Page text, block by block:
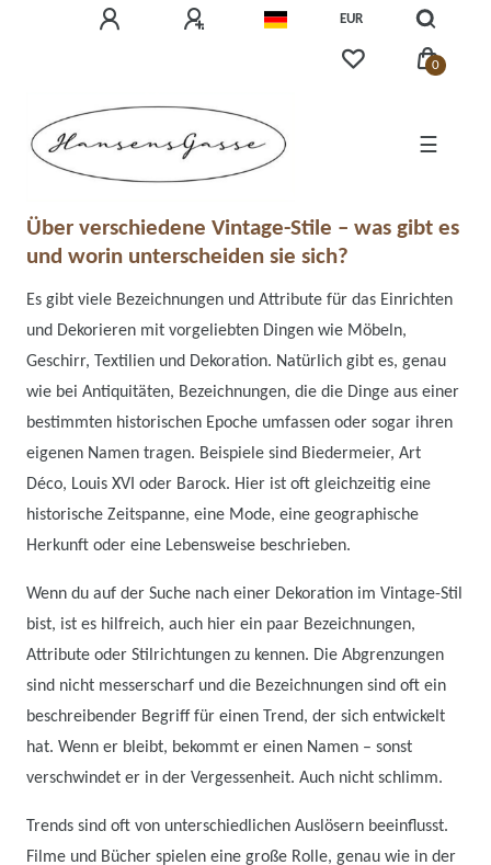
EUR
0
☰
Über verschiedene Vintage-Stile – was gibt es
und worin unterscheiden sie sich?
Es gibt viele Bezeichnungen und Attribute für das Einrichten
und Dekorieren mit vorgeliebten Dingen wie Möbeln,
Geschirr, Textilien und Dekoration. Natürlich gibt es, genau
wie bei Antiquitäten, Bezeichnungen, die die Dinge aus einer
bestimmten historischen Epoche umfassen oder sogar ihren
eigenen Namen tragen. Beispiele sind Biedermeier, Art
Déco, Louis XVI oder Barock. Hier ist oft gleichzeitig eine
historische Zeitspanne, eine Mode, eine geographische
Herkunft oder eine Lebensweise beschrieben.
Wenn du auf der Suche nach einer Dekoration im Vintage-Stil
bist, ist es hilfreich, auch hier ein paar Bezeichnungen,
Attribute oder Stilrichtungen zu kennen. Die Abgrenzungen
sind nicht messerscharf und die Bezeichnungen sind oft ein
beschreibender Begriff für einen Trend, der sich entwickelt
hat. Wenn er bleibt, bekommt er einen Namen – sonst
verschwindet er in der Vergessenheit. Auch nicht schlimm.
Trends sind oft von unterschiedlichen Auslösern beeinflusst.
Filme und Bücher spielen eine große Rolle, genau wie in der